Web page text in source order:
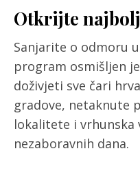
Otkrijte
Sanjarite o odmoru
program osmišljen
doživjeti sve čari
gradove, netaknute
lokalitete i vrhunska
nezaboravnih dana.